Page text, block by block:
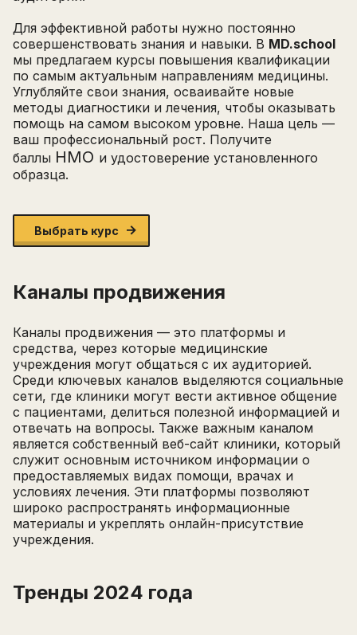
Для эффективной работы нужно постоянно
совершенствовать знания и навыки. В MD.school
мы предлагаем курсы повышения квалификации
по самым актуальным направлениям медицины.
Углубляйте свои знания, осваивайте новые
методы диагностики и лечения, чтобы оказывать
помощь на самом высоком уровне. Наша цель —
ваш профессиональный рост. Получите
баллы НМО и удостоверение установленного
образца.
Выбрать курс
Каналы продвижения
Каналы продвижения — это платформы и
средства, через которые медицинские
учреждения могут общаться с их аудиторией.
Среди ключевых каналов выделяются социальные
сети, где клиники могут вести активное общение
с пациентами, делиться полезной информацией и
отвечать на вопросы. Также важным каналом
является собственный веб-сайт клиники, который
служит основным источником информации о
предоставляемых видах помощи, врачах и
условиях лечения. Эти платформы позволяют
широко распространять информационные
материалы и укреплять онлайн-присутствие
учреждения.
Тренды 2024 года